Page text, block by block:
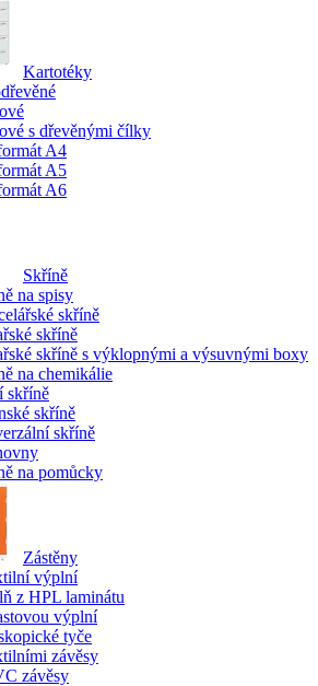
Kartotéky
s dřevěnými čílky
A4
A5
A6
Skříně
na spisy
skříně
skříně
skříně s výklopnými a výsuvnými boxy
na chemikálie
skříně
skříně
skříně
na pomůcky
Zástěny
výplní
z HPL laminátu
výplní
tyče
závěsy
závěsy